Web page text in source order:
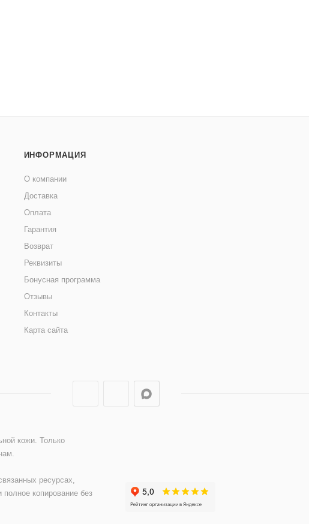
ИНФОРМАЦИЯ
О компании
Доставка
Оплата
Гарантия
Возврат
Реквизиты
Бонусная программа
Отзывы
Контакты
Карта сайта
кожи. Только
ресурсах,
копирование без